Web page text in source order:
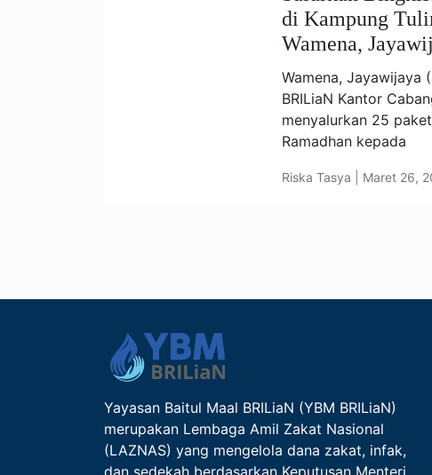
di Kampung
Wamena,
Wamena, Jayawijaya
BRILiaN Kantor
menyalurkan 25
Ramadhan kepada
Riska Tasya | Maret 26,
Yayasan Baitul Maal BRILiaN (YBM BRILiaN)
merupakan Lembaga Amil Zakat Nasional
(LAZNAS) yang mengelola dana zakat, infak,
dan sedekah berdasarkan Keputusan Menteri